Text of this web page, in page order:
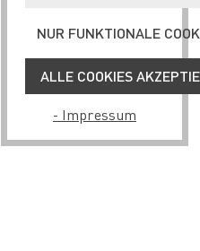
NUR FUNKTIONALE
ALLE COOKIES
- Impressum